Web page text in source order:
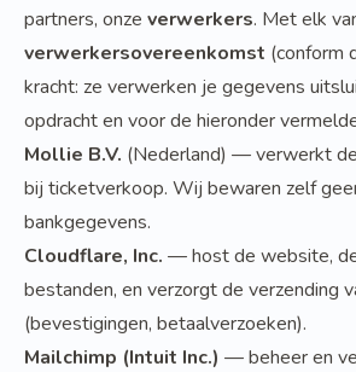
partners, onze verwerkers. Met elk
verwerkersovereenkomst (conform
kracht: ze verwerken je gegevens
opdracht en voor de hieronder
Mollie B.V. (Nederland) — verwerkt
bij ticketverkoop. Wij bewaren zelf
bankgegevens.
Cloudflare, Inc. — host de website,
bestanden, en verzorgt de verzending
(bevestigingen, betaalverzoeken).
Mailchimp (Intuit Inc.) — beheer en